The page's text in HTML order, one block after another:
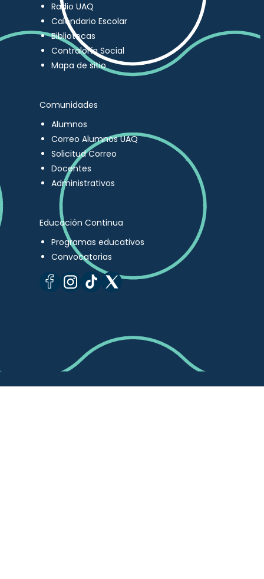
Radio UAQ
Calendario Escolar
Bibliotecas
Contraloría Social
Mapa de sitio
Comunidades
Alumnos
Correo Alumnos UAQ
Solicitud Correo
Docentes
Administrativos
Educación Continua
Programas educativos
Convocatorias